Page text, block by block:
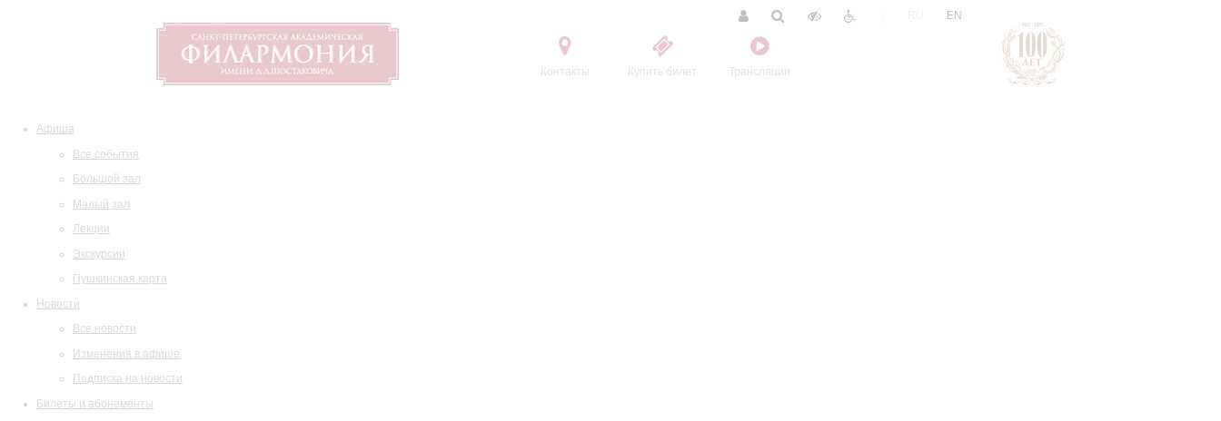
Контакты Купить билет Трансляции
EN
Афиша
Все события
Большой зал
Малый зал
Лекции
Экскурсии
Пушкинская карта
Новости
Все новости
Изменения в афише
Подписка на новости
Билеты и абонементы